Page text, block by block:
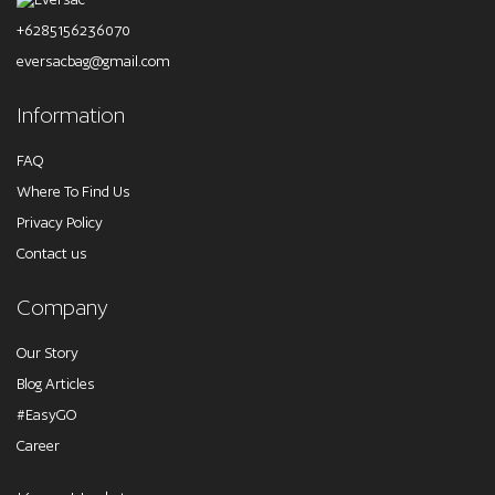
+6285156236070
eversacbag@gmail.com
Information
FAQ
Where To Find Us
Privacy Policy
Contact us
Company
Our Story
Blog Articles
#EasyGO
Career